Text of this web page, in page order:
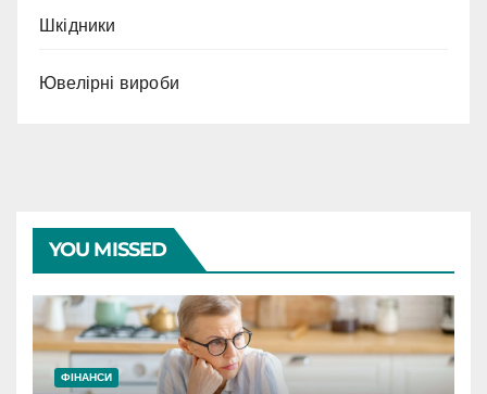
Шкідники
Ювелірні вироби
YOU MISSED
ФІНАНСИ